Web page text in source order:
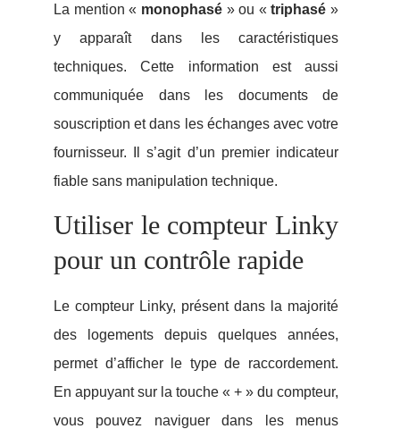
La mention « monophasé» ou «triphasé »
y apparaît dans les caractéristiques
techniques. Cette information est aussi
communiquée dans les documents de
souscription et dans les échanges avec votre
fournisseur. Il s’agit d’un premier indicateur
fiable sans manipulation technique.
Utiliser le compteur Linky
pour un contrôle rapide
Le compteur Linky, présent dans la majorité
des logements depuis quelques années,
permet d’afficher le type de raccordement.
En appuyant sur la touche « + » du compteur,
vous pouvez naviguer dans les menus